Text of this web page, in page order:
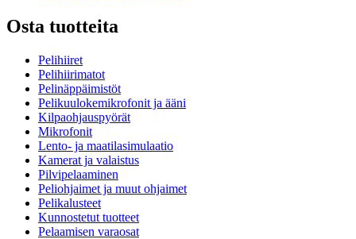
Osta tuotteita
Pelihiiret
Pelihiirimatot
Pelinäppäimistöt
Pelikuulokemikrofonit ja ääni
Kilpaohjauspyörät
Mikrofonit
Lento- ja maatilasimulaatio
Kamerat ja valaistus
Pilvipelaaminen
Peliohjaimet ja muut ohjaimet
Pelikalusteet
Kunnostetut tuotteet
Pelaamisen varaosat